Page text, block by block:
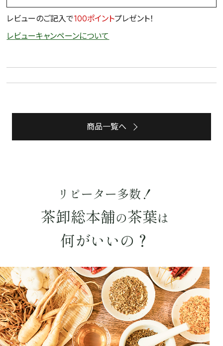
詳細検索
キーワードで探す
水出しお試しルイボスカモミール仙鶴草深蒸し茶業務用 大容量
レビューのご記入で100ポイントプレゼント！
レビューキャンペーンについて
商品一覧へ
リピーター多数！
茶卸総本舗の茶葉は
何がいいの？